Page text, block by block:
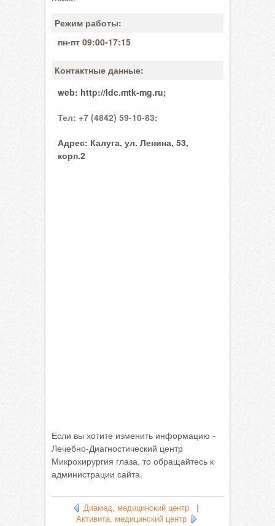
Режим работы:
пн-пт 09:00-17:15
Контактные данные:
web: http://ldc.mtk-mg.ru;
Тел: +7 (4842) 59-10-83;
Адрес: Калуга, ул. Ленина, 53,
корп.2
Если вы хотите изменить информацию -
Лечебно-Диагностический центр
Микрохирургия глаза, то обращайтесь к
администрации сайта.
Диамед, медицинский центр
Активита, медицинский центр